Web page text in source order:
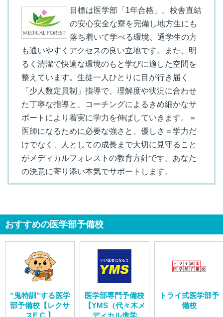
目標は医学部「1年合格」。校舎直結
の安心安全な寮を完備し地方生にも
落ち着いて学べる環境、通学生の方
も通いやすくアクセスの良い立地です。また、明
るく清潔で快適な環境のもと学びに適した空間を
整えています。生徒一人ひとりに目が行き届く
「少人数定員制」指導で、理解度や状況に合わせ
た丁寧な指導と、コーチングによるきめ細かなサ
ポートにより着実に学力を伸ばしていきます。＝
医師になるために必要な強さと、優しさ＝学力だ
けでなく、人としての成長まで大切に見守ること
がメディカルフォレストの教育方針です。あなた
の決意に寄り添い本気でサポートします。
おすすめの医学部予備校
“鬼特訓”する医学
部予備校【レクサ
医学部専門予備校
【YMS（代々木メ
トライ式医学部予
備校